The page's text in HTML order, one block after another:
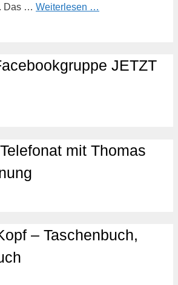
Das … Weiterlesen …
JETZT
mit Thomas
– Taschenbuch,